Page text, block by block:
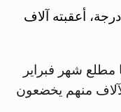
في 6 فبراير الجاري، ضرب زلزال جنوب تركيا وشمال سوريا بلغت قوته 7.8 درجة، أعقبته آلاف
شهر فبراير
الآلاف منهم يخضعون